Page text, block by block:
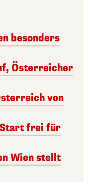
besonders
Österreicher
von
Start frei für
Wien stellt